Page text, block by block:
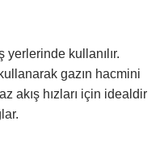
kullanılır.
gazın hacmini
akış hızları için idealdir